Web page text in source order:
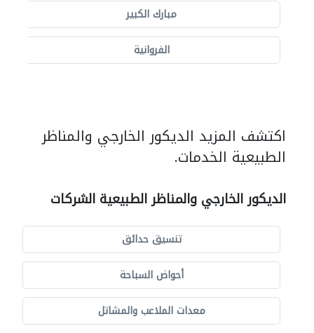
مبارك الكبير
الفروانية
اكتشف المزيد الديكور الخارجي والمناظر
الطبيعية الخدمات.
الديكور الخارجي والمناظر الطبيعية الشركات
تنسيق حدائق
أحواض السباحة
معدات الملاعب والمشاتل